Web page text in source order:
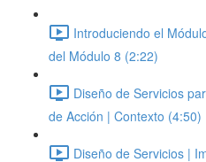
Introduciendo el
del Módulo 8 (2:22)
Diseño de Servicios
de Acción | Contexto (4:50)
Diseño de Servicios |